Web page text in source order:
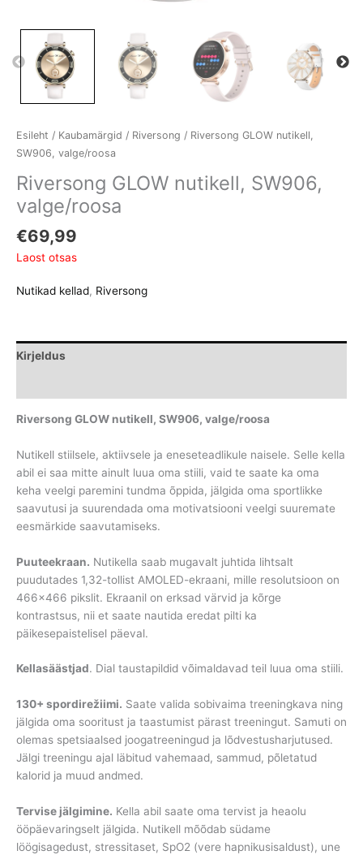
Esileht / Kaubamärgid / Riversong / Riversong GLOW nutikell,
SW906, valge/roosa
Riversong GLOW nutikell, SW906,
valge/roosa
€69,99
Laost otsas
Nutikad kellad, Riversong
Kirjeldus
Riversong GLOW nutikell, SW906, valge/roosa
Nutikell stiilsele, aktiivsele ja eneseteadlikule naisele. Selle kella
abil ei saa mitte ainult luua oma stiili, vaid te saate ka oma
keha veelgi paremini tundma õppida, jälgida oma sportlikke
saavutusi ja suurendada oma motivatsiooni veelgi suuremate
eesmärkide saavutamiseks.
Puuteekraan. Nutikella saab mugavalt juhtida lihtsalt
puudutades 1,32-tollist AMOLED-ekraani, mille resolutsioon on
466×466 pikslit. Ekraanil on erksad värvid ja kõrge
kontrastsus, nii et saate nautida eredat pilti ka
päikesepaistelisel päeval.
Kellasäästjad. Dial taustapildid võimaldavad teil luua oma stiili.
130+ spordirežiimi. Saate valida sobivaima treeningkava ning
jälgida oma sooritust ja taastumist pärast treeningut. Samuti on
olemas spetsiaalsed joogatreeningud ja lõdvestusharjutused.
Jälgi treeningu ajal läbitud vahemaad, sammud, põletatud
kalorid ja muud andmed.
Tervise jälgimine. Kella abil saate oma tervist ja heaolu
ööpäevaringselt jälgida. Nutikell mõõdab südame
löögisagedust, stressitaset, SpO2 (vere hapnikusisaldust), une